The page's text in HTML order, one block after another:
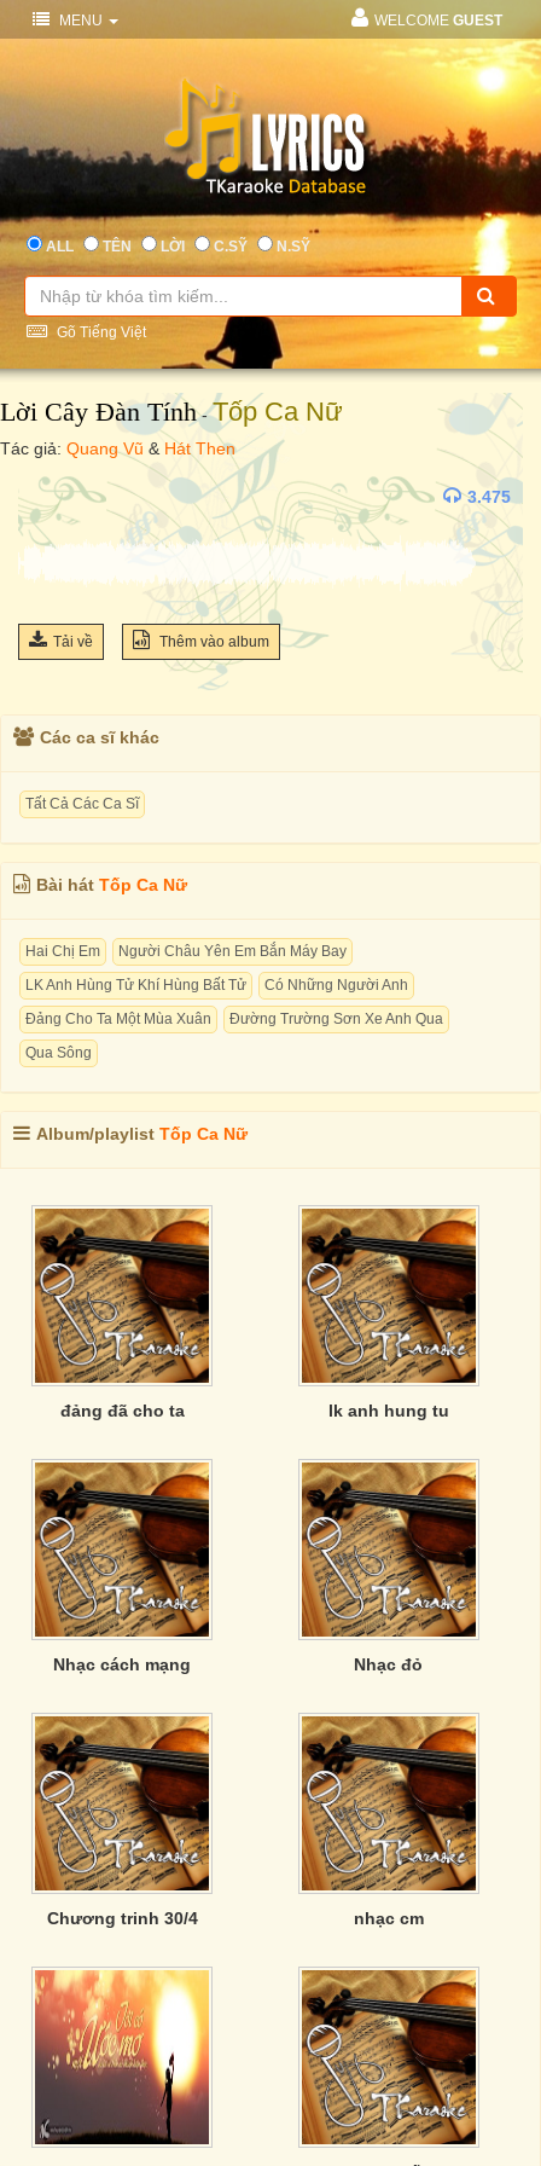
MENU WELCOME GUEST
ALL TÊN LỜI C.SỸ N.SỸ
Gõ Tiếng Việt
Lời Cây Đàn Tính-Tốp Ca Nữ
Tác giả: Quang Vũ & Hát Then
3.475
Tải về Thêm vào album
Các ca sĩ khác
Tất Cả Các Ca Sĩ
Bài hát Tốp Ca Nữ
Hai Chị Em
Người Châu Yên Em Bắn Máy Bay
LK Anh Hùng Tử Khí Hùng Bất Tử
Có Những Người Anh
Đảng Cho Ta Một Mùa Xuân
Đường Trường Sơn Xe Anh Qua
Qua Sông
Album/playlist Tốp Ca Nữ
đảng đã cho ta lk anh hung tu
Nhạc cách mạng Nhạc đỏ
Chương trinh 30/4 nhạc cm